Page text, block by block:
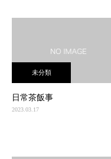
未分類
日常茶飯事
2023.03.17